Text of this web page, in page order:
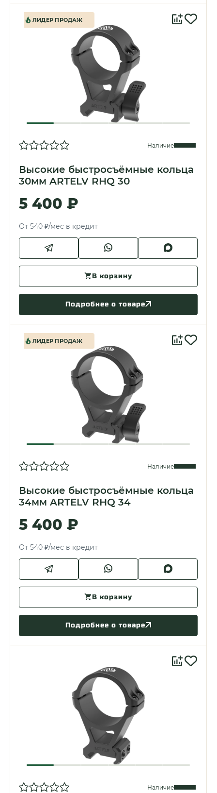
ЛИДЕР ПРОДАЖ
Наличие
Высокие быстросъёмные кольца
30мм ARTELV RHQ 30
5 400 ₽
От 540 ₽/мес в кредит
В корзину
Подробнее о товаре
ЛИДЕР ПРОДАЖ
Наличие
Высокие быстросъёмные кольца
34мм ARTELV RHQ 34
5 400 ₽
От 540 ₽/мес в кредит
В корзину
Подробнее о товаре
Наличие